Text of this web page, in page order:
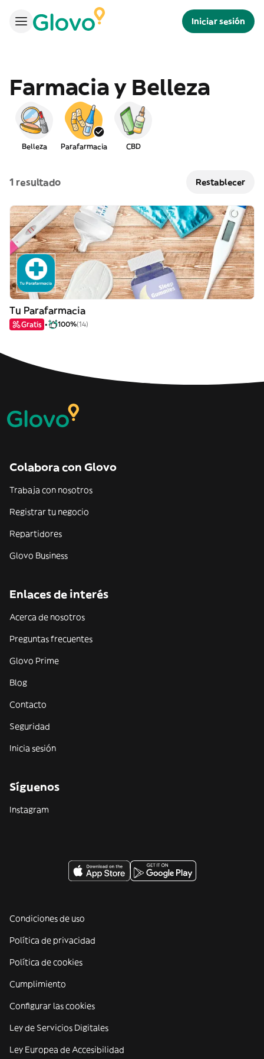
Iniciar sesión
Farmacia y Belleza
Belleza Parafarmacia CBD
1 resultado Restablecer
Tu Parafarmacia
Gratis 100%(14)
Colabora con Glovo
Trabaja con nosotros
Registrar tu negocio
Repartidores
Glovo Business
Enlaces de interés
Acerca de nosotros
Preguntas frecuentes
Glovo Prime
Blog
Contacto
Seguridad
Inicia sesión
Síguenos
Instagram
Condiciones de uso
Política de privacidad
Política de cookies
Cumplimiento
Configurar las cookies
Ley de Servicios Digitales
Ley Europea de Accesibilidad